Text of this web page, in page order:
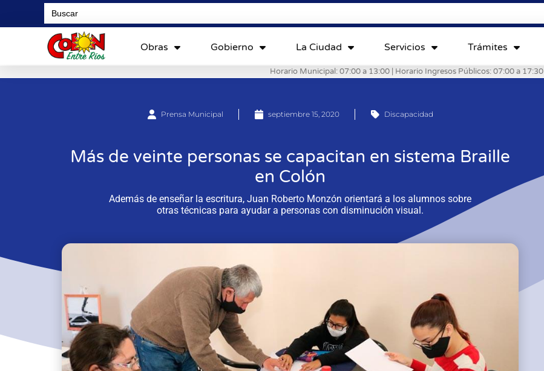
Search
for:
Obras Gobierno La Ciudad Servicios Trámites
Horario Municipal: 07:00 a 13:00 | Horario Ingresos Públicos: 07:00 a 17:30
Prensa Municipal septiembre 15, 2020 Discapacidad
Más de veinte personas se capacitan en sistema Braille
en Colón
Además de enseñar la escritura, Juan Roberto Monzón orientará a los alumnos sobre
otras técnicas para ayudar a personas con disminución visual.